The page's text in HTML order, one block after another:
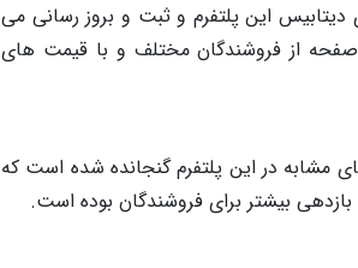
این پلتفرم و ثبت و بروز رسانی می
از فروشندگان مختلف و با قیمت های
مشابه در این پلتفرم گنجانده شده است که
بیشتر برای فروشندگان بوده است.